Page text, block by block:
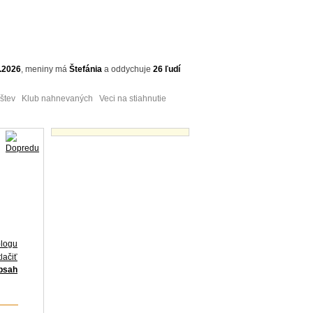
, meniny má Štefánia a oddychuje 26 ľudí
Klub nahnevaných Veci na stiahnutie